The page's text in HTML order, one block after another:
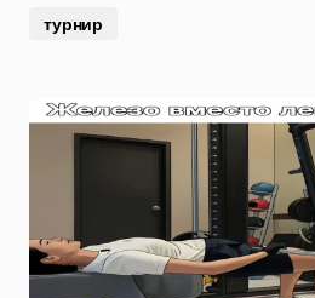
турнир